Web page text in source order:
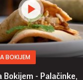
BOKIJEM
Bokijem - Palačinke,